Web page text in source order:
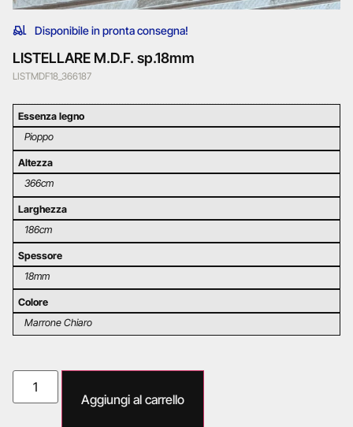
Disponibile in pronta consegna!
LISTELLARE M.D.F. sp.18mm
LISTMDF18_366187
Essenza legno
Pioppo
Altezza
366cm
Larghezza
186cm
Spessore
18mm
Colore
Marrone Chiaro
Aggiungi al carrello